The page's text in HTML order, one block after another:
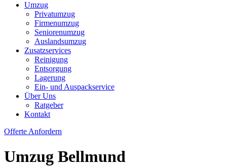
Umzug
Privatumzug
Firmenumzug
Seniorenumzug
Auslandsumzug
Zusatzservices
Reinigung
Entsorgung
Lagerung
Ein- und Auspackservice
Über Uns
Ratgeber
Kontakt
Offerte Anfordern
Umzug Bellmund